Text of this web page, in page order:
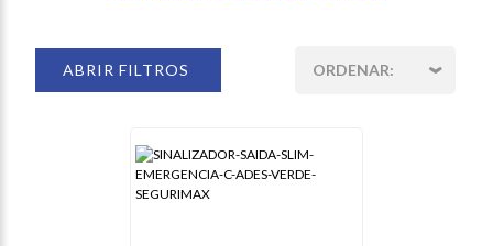
ABRIR FILTROS